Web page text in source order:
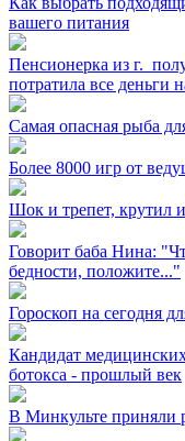
вашего питания
Пенсионерка из г.
потратила все деньги
Самая опасная рыба
Более 8000 игр от
Шок и трепет, крутил
Говорит баба Нина:
бедности, положите..."
Гороскоп на сегодня
Кандидат
ботокса - прошлый век
В Минкульте приняли